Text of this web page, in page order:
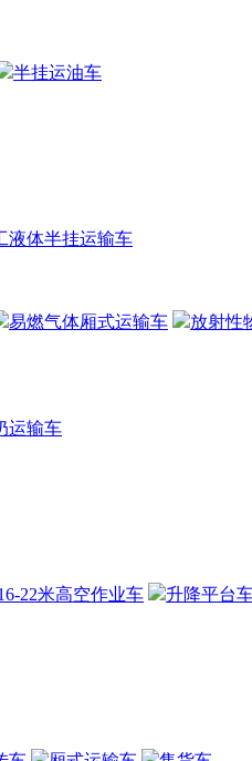
半挂运油车
液体半挂运输车
易燃气体厢式运输车
放射性
运输车
22米高空作业车 升降平台